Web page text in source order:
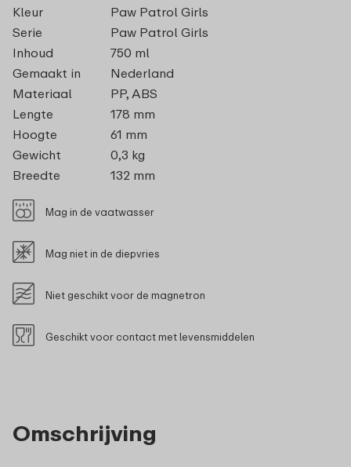
Omschrijving
Kleur
Paw Patrol Girls
Serie
Paw Patrol Girls
Inhoud
750 ml
Gemaakt in
Nederland
Materiaal
PP, ABS
Lengte
178 mm
Hoogte
61 mm
Gewicht
0,3 kg
Breedte
132 mm
Mag in de vaatwasser
Mag niet in de diepvries
Niet geschikt voor de magnetron
Geschikt voor contact met levensmiddelen